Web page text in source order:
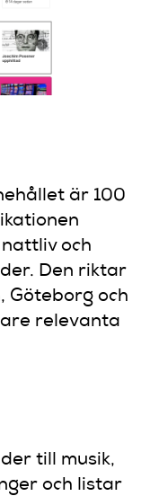
är 100
och
Den riktar
Göteborg och
relevanta
till musik,
och listar